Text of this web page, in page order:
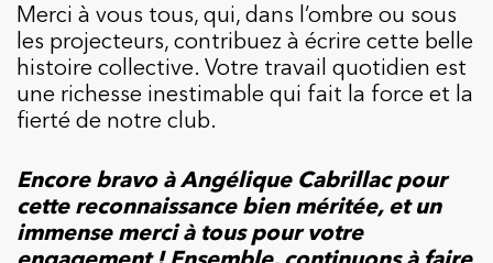
Merci à vous tous, qui, dans l’ombre ou sous
les projecteurs, contribuez à écrire cette belle
histoire collective. Votre travail quotidien est
une richesse inestimable qui fait la force et la
fierté de notre club.
Encore bravo à Angélique Cabrillac pour
cette reconnaissance bien méritée, et un
immense merci à tous pour votre